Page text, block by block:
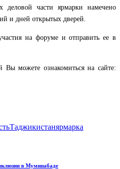
части ярмарки намечено
и дней открытых дверей.
на форуме и отправить ее в
можете ознакомиться на сайте:
Таджикистанярмарка
в Муминабаде